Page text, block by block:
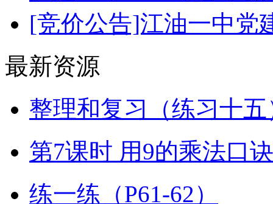
[竞价公告]江油一中党
最新资源
整理和复习（练习十五
第7课时 用9的乘法口
练一练（P61-62）